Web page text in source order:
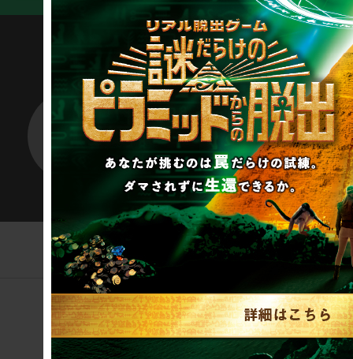
SCRAP
この筆者のそのほ
新作リアル脱出
オーディション